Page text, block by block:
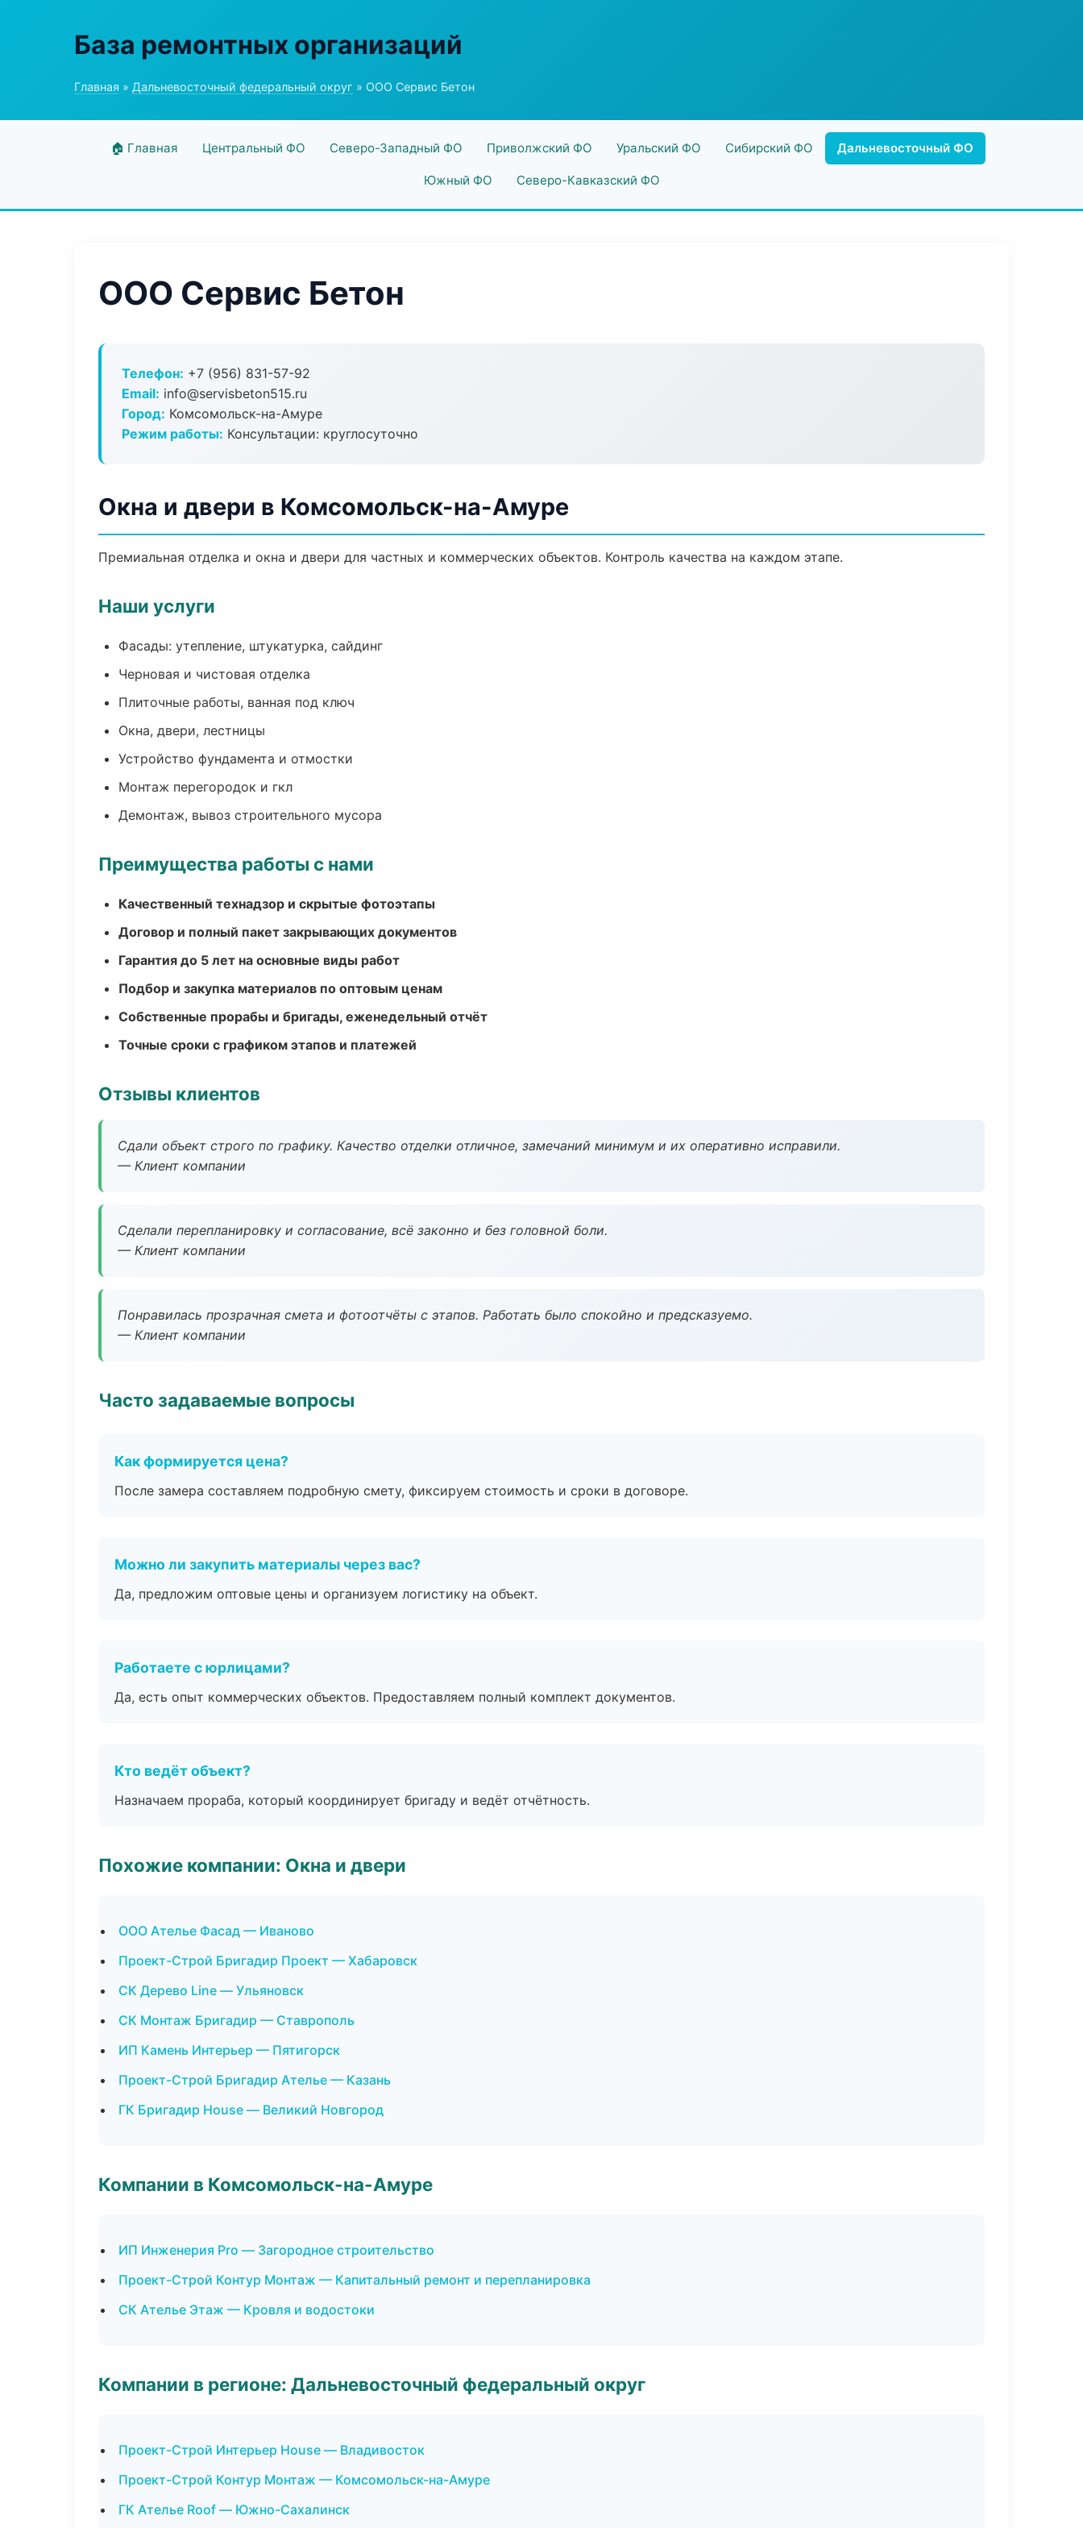
База ремонтных организаций
Главная » Дальневосточный федеральный округ » ООО Сервис Бетон
🏠 Главная Центральный ФО Северо-Западный ФО Приволжский ФО Уральский ФО Сибирский ФО Дальневосточный ФО
Южный ФО Северо-Кавказский ФО
ООО Сервис Бетон
Телефон: +7 (956) 831-57-92
Email: info@servisbeton515.ru
Город: Комсомольск-на-Амуре
Режим работы: Консультации: круглосуточно
Окна и двери в Комсомольск-на-Амуре
Премиальная отделка и окна и двери для частных и коммерческих объектов. Контроль качества на каждом этапе.
Наши услуги
Фасады: утепление, штукатурка, сайдинг
Черновая и чистовая отделка
Плиточные работы, ванная под ключ
Окна, двери, лестницы
Устройство фундамента и отмостки
Монтаж перегородок и гкл
Демонтаж, вывоз строительного мусора
Преимущества работы с нами
Качественный технадзор и скрытые фотоэтапы
Договор и полный пакет закрывающих документов
Гарантия до 5 лет на основные виды работ
Подбор и закупка материалов по оптовым ценам
Собственные прорабы и бригады, еженедельный отчёт
Точные сроки с графиком этапов и платежей
Отзывы клиентов
Сдали объект строго по графику. Качество отделки отличное, замечаний минимум и их оперативно исправили.
— Клиент компании
Сделали перепланировку и согласование, всё законно и без головной боли.
— Клиент компании
Понравилась прозрачная смета и фотоотчёты с этапов. Работать было спокойно и предсказуемо.
— Клиент компании
Часто задаваемые вопросы
Как формируется цена?
После замера составляем подробную смету, фиксируем стоимость и сроки в договоре.
Можно ли закупить материалы через вас?
Да, предложим оптовые цены и организуем логистику на объект.
Работаете с юрлицами?
Да, есть опыт коммерческих объектов. Предоставляем полный комплект документов.
Кто ведёт объект?
Назначаем прораба, который координирует бригаду и ведёт отчётность.
Похожие компании: Окна и двери
ООО Ателье Фасад — Иваново
Проект-Строй Бригадир Проект — Хабаровск
СК Дерево Line — Ульяновск
СК Монтаж Бригадир — Ставрополь
ИП Камень Интерьер — Пятигорск
Проект-Строй Бригадир Ателье — Казань
ГК Бригадир House — Великий Новгород
Компании в Комсомольск-на-Амуре
ИП Инженерия Pro — Загородное строительство
Проект-Строй Контур Монтаж — Капитальный ремонт и перепланировка
СК Ателье Этаж — Кровля и водостоки
Компании в регионе: Дальневосточный федеральный округ
Проект-Строй Интерьер House — Владивосток
Проект-Строй Контур Монтаж — Комсомольск-на-Амуре
ГК Ателье Roof — Южно-Сахалинск